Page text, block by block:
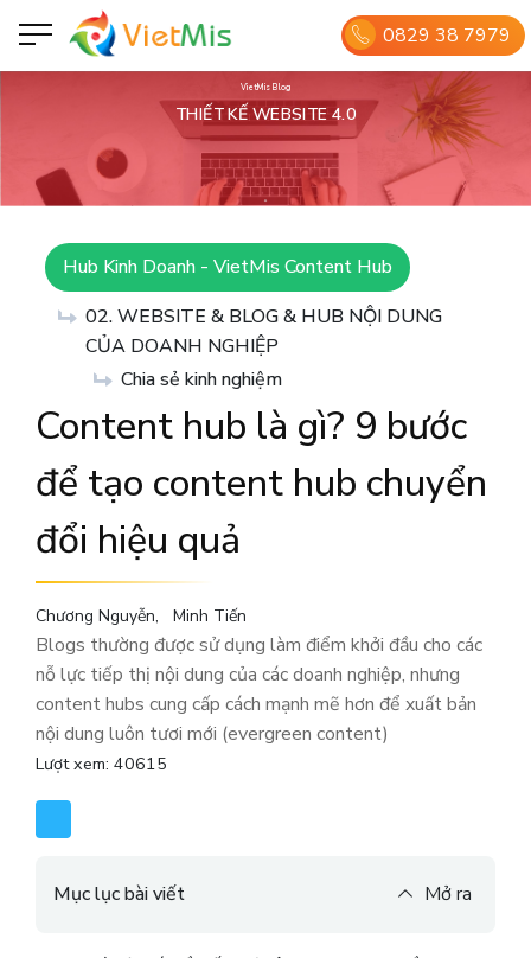
0829 38 7979
VietMis Blog
THIẾT KẾ WEBSITE 4.0
Hub Kinh Doanh - VietMis Content Hub
02. WEBSITE & BLOG & HUB NỘI DUNG
CỦA DOANH NGHIỆP
Chia sẻ kinh nghiệm
Content hub là gì? 9 bước
để tạo content hub chuyển
đổi hiệu quả
Chương Nguyễn Minh Tiến
Blogs thường được sử dụng làm điểm khởi đầu cho các
nỗ lực tiếp thị nội dung của các doanh nghiệp, nhưng
content hubs cung cấp cách mạnh mẽ hơn để xuất bản
nội dung luôn tươi mới (evergreen content)
Lượt xem: 40615
Mục lục bài viết Mở ra